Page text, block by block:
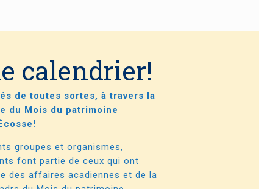
calendrier!
de toutes sortes, à travers la
du Mois du patrimoine
groupes et organismes,
font partie de ceux qui ont
des affaires acadiennes et de la